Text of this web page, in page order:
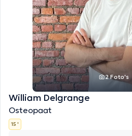
2 Foto's
William Delgrange
Osteopaat
15 '